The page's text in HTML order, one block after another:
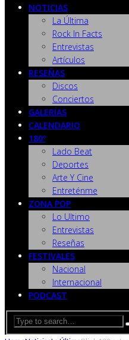
NOTICIAS
La Última
Rock In Facts
Entrevistas
Artículos
RESEÑAS
Discos
Conciertos
GALERÍAS
CALENDARIO
180º
Lado Beat
Deportes
Arte Y Cine
Entreténme
ZONA POP
Lo Ultimo
Entrevistas
Reseñas
FESTIVALES
Nacional
Internacional
PODCAST